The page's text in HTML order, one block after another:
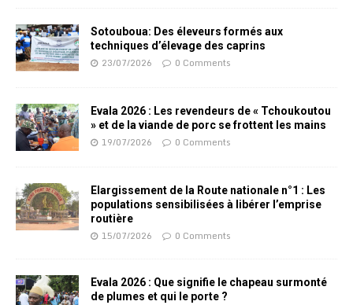
Sotouboua: Des éleveurs formés aux
techniques d’élevage des caprins
23/07/2026 0 Comments
Evala 2026 : Les revendeurs de « Tchoukoutou
» et de la viande de porc se frottent les mains
19/07/2026 0 Comments
Elargissement de la Route nationale n°1 : Les
populations sensibilisées à libérer l’emprise
routière
15/07/2026 0 Comments
Evala 2026 : Que signifie le chapeau surmonté
de plumes et qui le porte ?